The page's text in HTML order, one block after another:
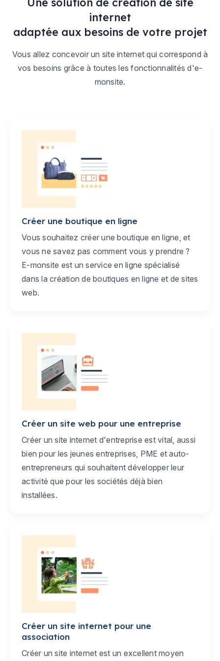
internet
adaptée aux besoins de votre projet
Vous allez concevoir un site internet qui correspond à
vos besoins grâce à toutes les fonctionnalités d'e-
monsite.
Créer une boutique en ligne
Vous souhaitez créer une boutique en ligne, et
vous ne savez pas comment vous y prendre ?
E-monsite est un service en ligne spécialisé
dans la création de boutiques en ligne et de sites
web.
Créer un site web pour une entreprise
Créer un site internet d'entreprise est vital, aussi
bien pour les jeunes entreprises, PME et auto-
entrepreneurs qui souhaitent développer leur
activité que pour les sociétés déjà bien
installées.
Créer un site internet pour une
association
Créer un site internet est un excellent moyen